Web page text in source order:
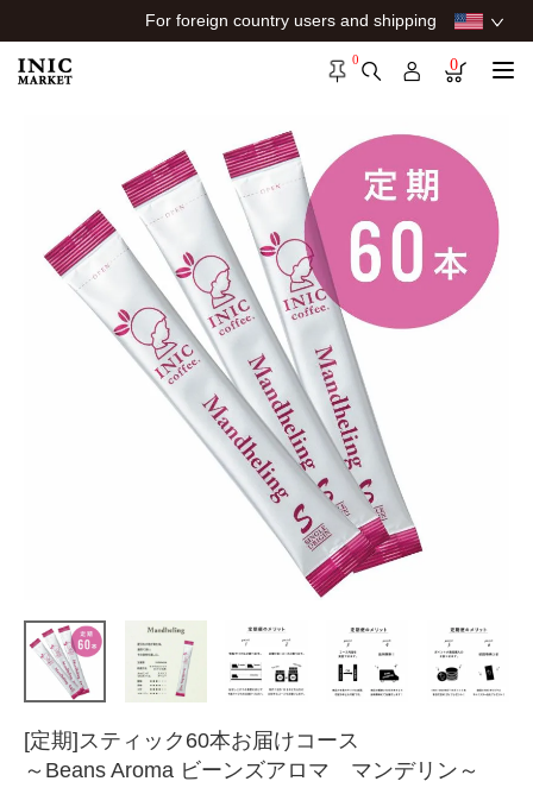
For foreign country users and shipping
0 0
[定期]スティック60本お届けコース
～Beans Aroma ビーンズアロマ マンデリン～